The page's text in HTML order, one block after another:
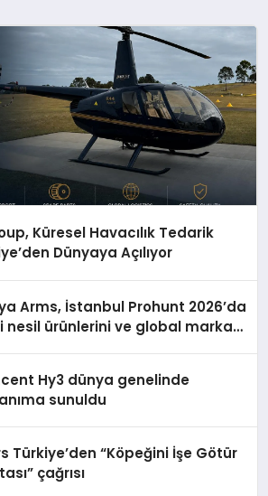
Küresel Havacılık Tedarik
Dünyaya Açılıyor
Arms, İstanbul Prohunt 2026’da
nesil ürünlerini ve global marka
Hy3 dünya genelinde
sunuldu
Türkiye’den “Köpeğini İşe Götür
çağrısı